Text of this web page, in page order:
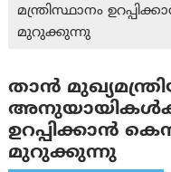
മന്ത്രിസ്ഥാനം
മുറുക്കുന്നു
താന്‍
അനുയായികള്‍ക്ക്
ഉറപ്പിക്കാന്‍
മുറുക്കുന്നു